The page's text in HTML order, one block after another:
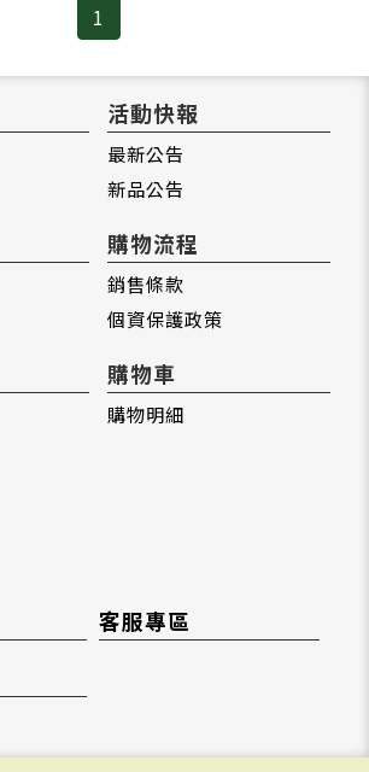
1
活動快報
最新公告
新品公告
購物流程
銷售條款
個資保護政策
購物車
購物明細
客服專區